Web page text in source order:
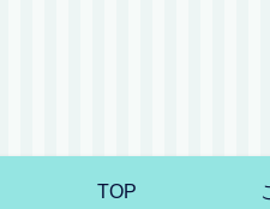
TOP